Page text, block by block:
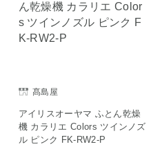
髙島屋
アイリスオーヤマ ふとん乾燥
機 カラリエ Colors ツインノズ
ル ピンク FK-RW2-P